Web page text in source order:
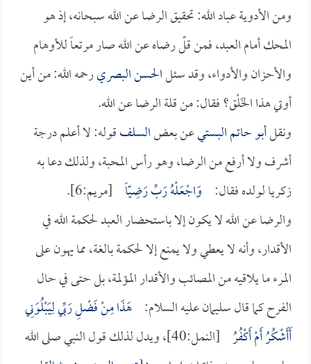
ومن الأدوية عباد الله: تحقيق الرضا عن الله سبحانه، إذ هو
المحك أمام العبد، فمن قلّ رضاه عن الله صار مرتعاً للأوهام
والأحزان والأدواء، وقد سئلالحسن البصريرحمه الله: من أين
أوتي هذا الخَلْق؟ فقال: من قلة الرضا عن الله.
ونقلأبو حاتم البستيعن بعضالسلفقوله: لا أعلم درجة
أشرف ولا أرفع من الرضا، وهو رأس المحبة، ولذلك دعا به
زكريا لولده فقال: وَاجْعَلْهُ رَبِّ رَضِيّاً [مريم:6].
والرضا عن الله لا يكون إلا باستحضار العبد لحكمة الله في
الأقدار، وأنه لا يعطي ولا يمنع إلا لحكمة بالغة، مما يهون على
المرء ما يلاقيه من المصائب والأقدار المؤلمة، بل حتى في حال
الفرح كما قال سليمان عليه السلام: هَذَا مِنْ فَضْلِ رَبِّي لِيَبْلُوَنِي
أَأَشْكُرُ أَمْ أَكْفُرُ
[النمل:40]، ويدل لذلك قول النبي صلى الله